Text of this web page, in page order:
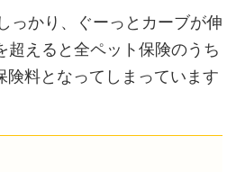
っかり、ぐーっとカーブが伸
超えると全ペット保険のうち
険料となってしまっています